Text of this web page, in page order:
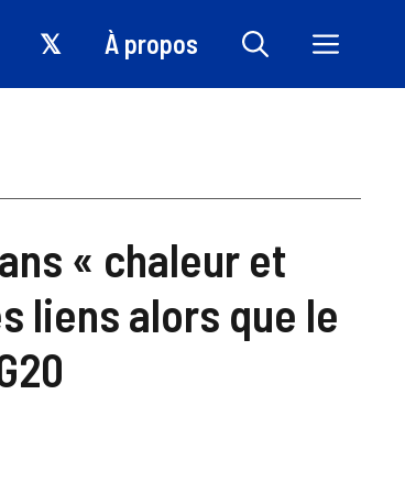
𝕏 À propos
« chaleur et
liens alors que le